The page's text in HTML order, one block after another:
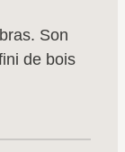
Son
de bois